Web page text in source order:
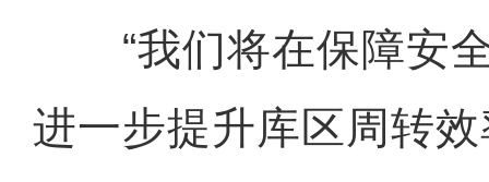
“我们将在保障安全
进一步提升库区周转